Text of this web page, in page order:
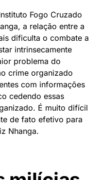
Fogo Cruzado
a relação entre a
dificulta o combate a
intrinsecamente
problema do
crime organizado
com informações
cedendo essas
É muito difícil
de fato efetivo para
Nhanga.